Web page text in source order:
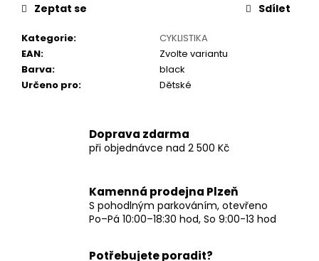
Kategorie:
CYKLISTIKA
EAN:
Zvolte variantu
Barva:
black
Určeno pro: Dětské
Zeptat se Sdílet
Doprava zdarma
při objednávce nad 2 500 Kč
Kamenná prodejna Plzeň
S pohodlným parkováním, otevřeno
Po–Pá 10:00–18:30 hod, So 9:00-13 hod
Potřebujete poradit?